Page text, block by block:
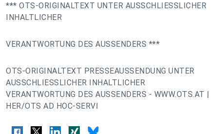
*** OTS-ORIGINALTEXT UNTER AUSSCHLIESSLICHER
INHALTLICHER
VERANTWORTUNG DES AUSSENDERS ***
OTS-ORIGINALTEXT PRESSEAUSSENDUNG UNTER
AUSSCHLIESSLICHER INHALTLICHER
VERANTWORTUNG DES AUSSENDERS - WWW.OTS.AT |
HER/OTS AD HOC-SERVI